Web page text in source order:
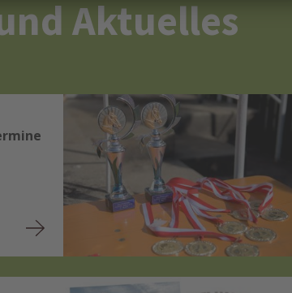
Aktuelles